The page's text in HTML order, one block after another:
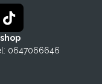
T
i
k
0647066646